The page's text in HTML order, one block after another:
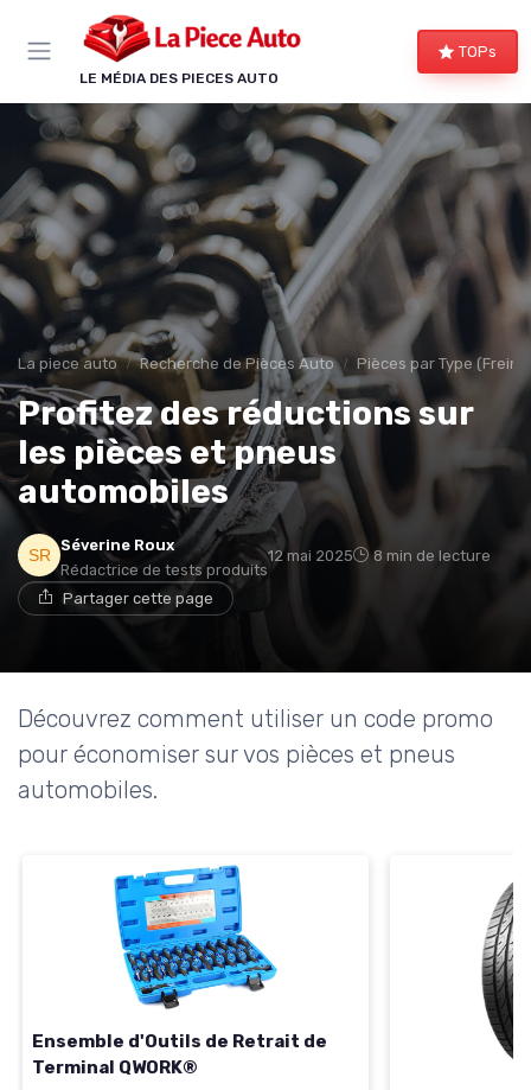
LE MÉDIA DES PIECES AUTO
TOPs
La piece auto Recherche de Pièces Auto Pièces par Type
Profitez des réductions sur
les pièces et pneus
automobiles
Séverine Roux
Rédactrice de tests produits
12 mai 2025 8 min de lecture
Partager cette page
Découvrez comment utiliser un code promo
pour économiser sur vos pièces et pneus
automobiles.
Ensemble d'Outils de Retrait de
Terminal QWORK®
Panneau de gestion des cookies